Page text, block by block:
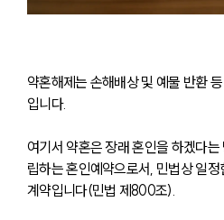
약혼해제는 손해배상 및 예물 반환
입니다.
여기서 약혼은 장래 혼인을 하겠다
립하는 혼인예약으로서, 민법상 일
계약입니다(민법 제800조).